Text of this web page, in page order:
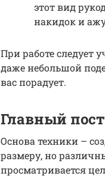
этот вид
накидок и
При работе следует
даже небольшой
вас порадует.
Главный
Основа техники –
размеру, но
просматривается